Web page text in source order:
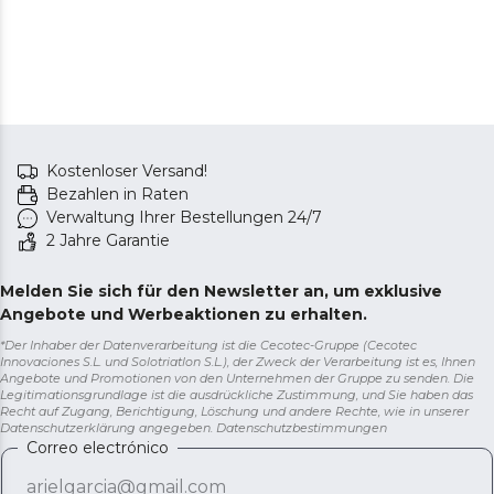
Kostenloser Versand!
Bezahlen in Raten
Verwaltung Ihrer Bestellungen 24/7
2 Jahre Garantie
Melden Sie sich für den Newsletter an, um exklusive
Angebote und Werbeaktionen zu erhalten.
*Der Inhaber der Datenverarbeitung ist die Cecotec-Gruppe (Cecotec
Innovaciones S.L. und Solotriatlon S.L.), der Zweck der Verarbeitung ist es, Ihnen
Angebote und Promotionen von den Unternehmen der Gruppe zu senden. Die
Legitimationsgrundlage ist die ausdrückliche Zustimmung, und Sie haben das
Recht auf Zugang, Berichtigung, Löschung und andere Rechte, wie in unserer
Datenschutzerklärung angegeben. Datenschutzbestimmungen
Correo electrónico